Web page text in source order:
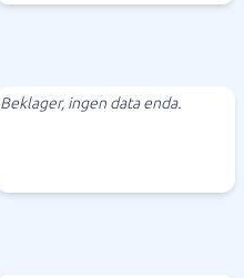
Beklager, ingen data enda.